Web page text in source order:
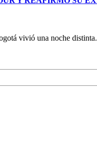
vivió una noche